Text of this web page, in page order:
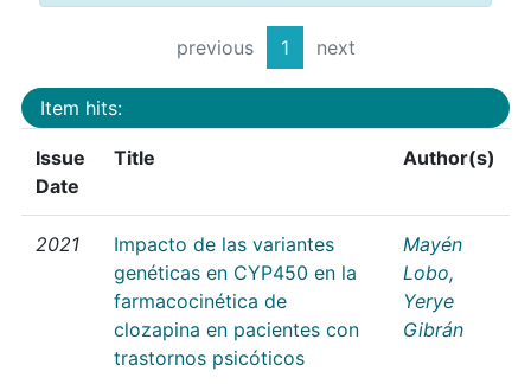
previous 1 next
Item hits:
Issue
Date
Title Author(s)
2021
Impacto de las variantes
genéticas en CYP450 en la
farmacocinética de
clozapina en pacientes con
trastornos psicóticos
Mayén
Lobo,
Yerye
Gibrán